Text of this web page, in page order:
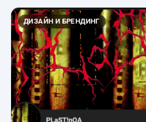
ДИЗАЙН И БРЕНДИНГ